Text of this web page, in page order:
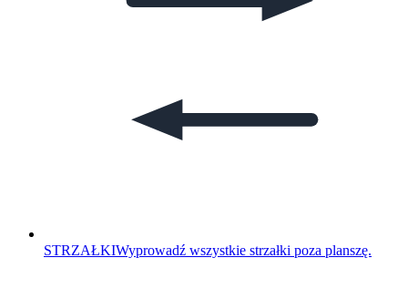
STRZAŁKIWyprowadź wszystkie strzałki poza planszę.